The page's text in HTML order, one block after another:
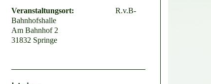
Veranstaltungsort: R.v.B-
Bahnhofshalle
Am Bahnhof 2
31832 Springe